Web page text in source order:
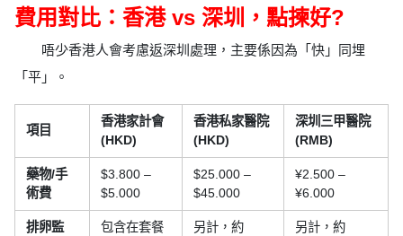
費用對比：香港 vs 深圳，點揀好?
唔少香港人會考慮返深圳處理，主要係因為「快」同埋
「平」。
項目
香港家計會
(HKD)
香港私家醫院
(HKD)
深圳三甲醫院
(RMB)
藥物/手
術費
$3.800 –
$5.000
$25.000 –
$45.000
¥2.500 –
¥6.000
排卵監
包含在套餐
另計，約
另計，約